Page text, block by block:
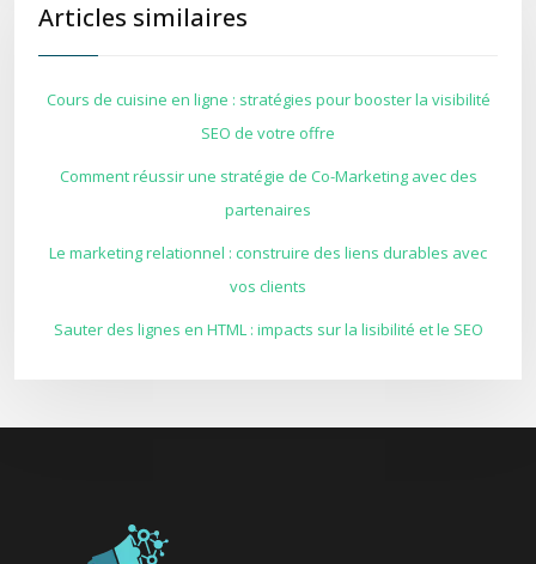
Articles similaires
Cours de cuisine en ligne : stratégies pour booster la visibilité
SEO de votre offre
Comment réussir une stratégie de Co-Marketing avec des
partenaires
Le marketing relationnel : construire des liens durables avec
vos clients
Sauter des lignes en HTML : impacts sur la lisibilité et le SEO